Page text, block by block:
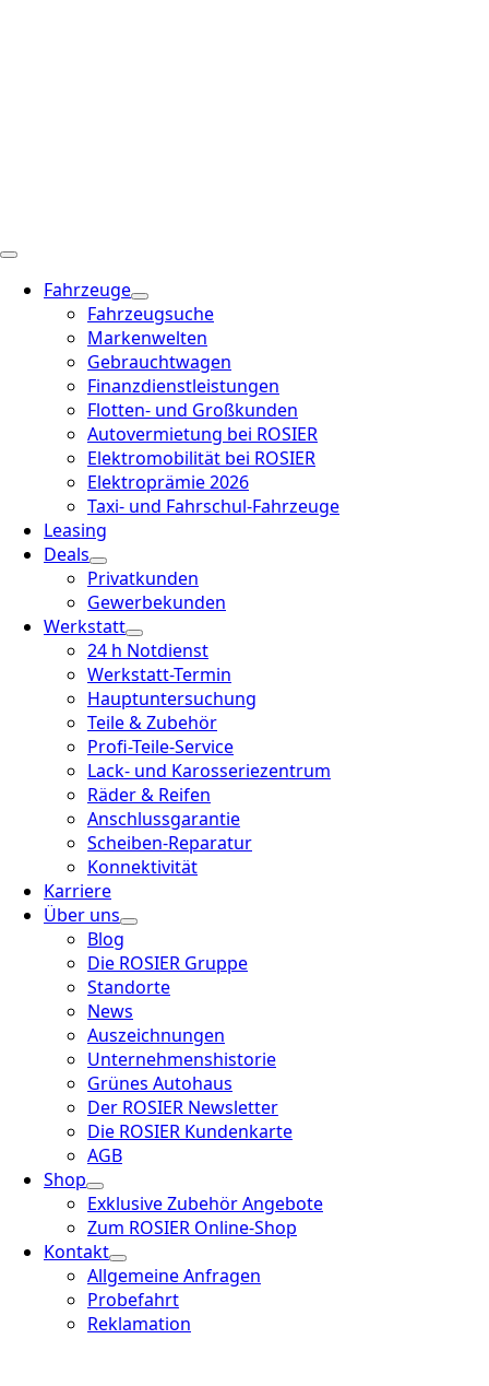
Fahrzeuge
Fahrzeugsuche
Markenwelten
Gebrauchtwagen
Finanzdienstleistungen
Flotten- und Großkunden
Autovermietung bei ROSIER
Elektromobilität bei ROSIER
Elektroprämie 2026
Taxi- und Fahrschul-Fahrzeuge
Leasing
Deals
Privatkunden
Gewerbekunden
Werkstatt
24 h Notdienst
Werkstatt-Termin
Hauptuntersuchung
Teile & Zubehör
Profi-Teile-Service
Lack- und Karosseriezentrum
Räder & Reifen
Anschlussgarantie
Scheiben-Reparatur
Konnektivität
Karriere
Über uns
Blog
Die ROSIER Gruppe
Standorte
News
Auszeichnungen
Unternehmenshistorie
Grünes Autohaus
Der ROSIER Newsletter
Die ROSIER Kundenkarte
AGB
Shop
Exklusive Zubehör Angebote
Zum ROSIER Online-Shop
Kontakt
Allgemeine Anfragen
Probefahrt
Reklamation